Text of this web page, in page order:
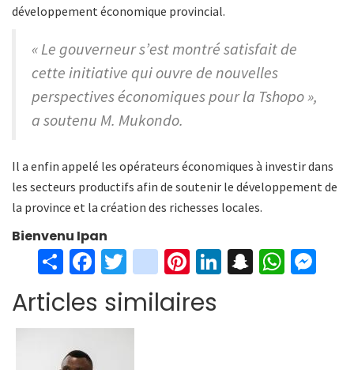
développement économique provincial.
« Le gouverneur s’est montré satisfait de
cette initiative qui ouvre de nouvelles
perspectives économiques pour la Tshopo »,
a soutenu M. Mukondo.
Il a enfin appelé les opérateurs économiques à investir dans
les secteurs productifs afin de soutenir le développement de
la province et la création des richesses locales.
Bienvenu Ipan
S
h
ar
e
Fa
ce
b
o
T
wi
tt
er
in
st
ag
Pi
er
Li S W
Articles similaires